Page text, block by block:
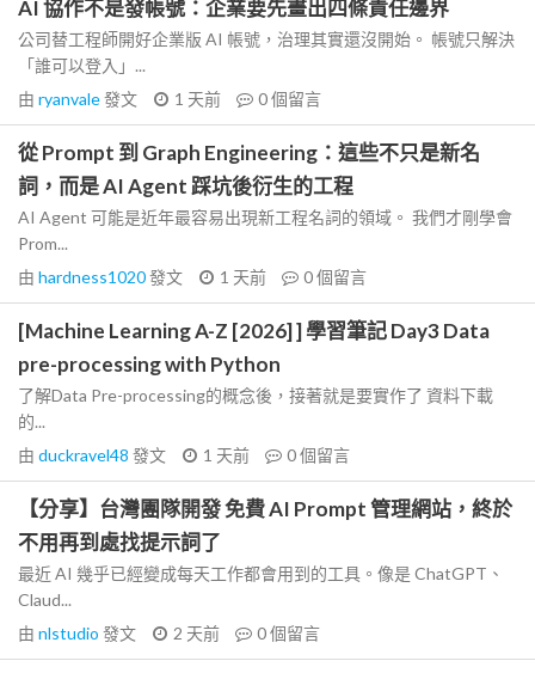
AI 協作不是發帳號：企業要先畫出四條責任邊界
公司替工程師開好企業版 AI 帳號，治理其實還沒開始。 帳號只解決
「誰可以登入」...
由 ryanvale發文 1 天前 0個留言
從 Prompt 到 Graph Engineering：這些不只是新名
詞，而是 AI Agent 踩坑後衍生的工程
AI Agent 可能是近年最容易出現新工程名詞的領域。 我們才剛學會
Prom...
由 hardness1020發文 1 天前 0個留言
[Machine Learning A-Z [2026] ] 學習筆記 Day3 Data
pre-processing with Python
了解Data Pre-processing的概念後，接著就是要實作了 資料下載
的...
由 duckravel48 發文 1 天前 0個留言
【分享】台灣團隊開發 免費 AI Prompt 管理網站，終於
不用再到處找提示詞了
最近 AI 幾乎已經變成每天工作都會用到的工具。像是 ChatGPT、
Claud...
由 nlstudio 發文 2 天前 0個留言